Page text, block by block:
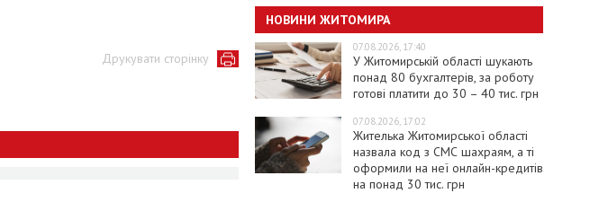
Друкувати сторінку
НОВИНИ ЖИТОМИРА
07.08.2026, 17:40
У Житомирській області шукають
понад 80 бухгалтерів, за роботу
готові платити до 30 – 40 тис. грн
07.08.2026, 17:02
Жителька Житомирської області
назвала код з СМС шахраям, а ті
оформили на неї онлайн-кредитів
на понад 30 тис. грн